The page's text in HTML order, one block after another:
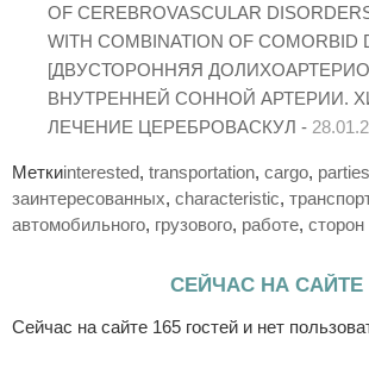
OF CEREBROVASCULAR
WITH COMBINATION OF COMORBID
[ДВУСТОРОННЯЯ
ВНУТРЕННЕЙ СОННОЙ АРТЕРИИ.
ЛЕЧЕНИЕ ЦЕРЕБРОВАСКУЛ -
Меткиinterested, transportation, cargo, parties
заинтересованных, characteristic,
автомобильного, грузового, работе, сторон
СЕЙЧАС НА САЙТЕ
Сейчас на сайте 165 гостей и нет